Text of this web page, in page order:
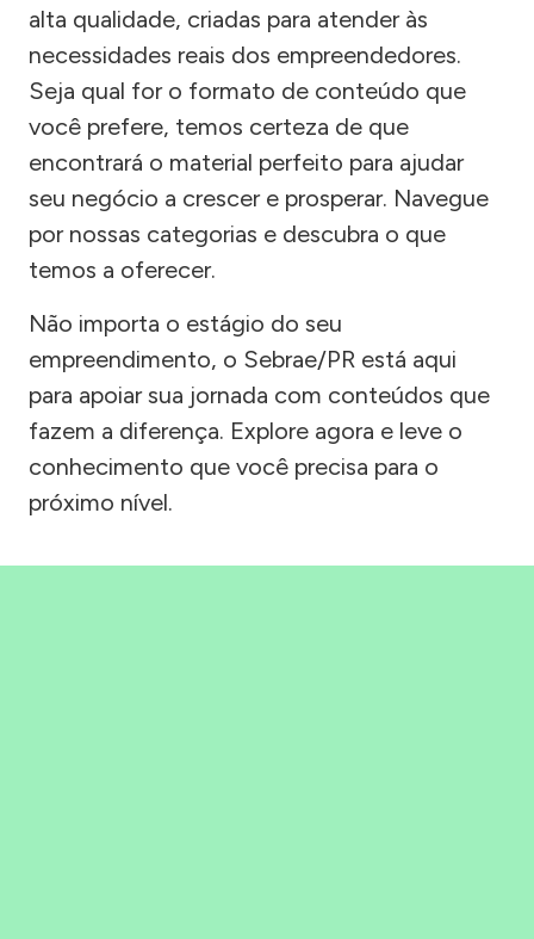
alta qualidade, criadas para atender às
necessidades reais dos empreendedores.
Seja qual for o formato de conteúdo que
você prefere, temos certeza de que
encontrará o material perfeito para ajudar
seu negócio a crescer e prosperar. Navegue
por nossas categorias e descubra o que
temos a oferecer.
Não importa o estágio do seu
empreendimento, o Sebrae/PR está aqui
para apoiar sua jornada com conteúdos que
fazem a diferença. Explore agora e leve o
conhecimento que você precisa para o
próximo nível.